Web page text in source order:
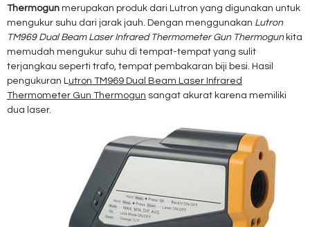
Thermogun merupakan produk dari Lutron yang digunakan untuk
mengukur suhu dari jarak jauh. Dengan menggunakan Lutron
TM969 Dual Beam Laser Infrared Thermometer Gun Thermogunkita
memudah mengukur suhu di tempat-tempat yang sulit
terjangkau seperti trafo, tempat pembakaran biji besi. Hasil
pengukuran Lutron TM969 Dual Beam Laser Infrared
Thermometer Gun Thermogun sangat akurat karena memiliki
dua laser.